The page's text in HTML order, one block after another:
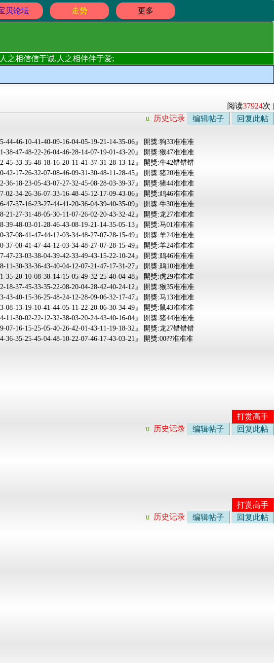
贝论坛 走势 更多
之相信信于诚,人之相伴伴于爱;
阅读37924次 |
u 历史记录 编辑帖子
回复此帖
46-10-41-40-09-16-04-05-19-21-14-35-06』 開獎:狗33准准准
47-48-22-26-04-46-28-14-07-19-01-43-20』 開獎:猴47准准准
33-35-48-18-16-20-11-41-37-31-28-13-12』 開獎:牛42错错错
17-26-32-07-08-46-09-31-30-48-11-28-45』 開獎:猪20准准准
18-23-05-43-07-27-32-45-08-28-03-39-37』 開獎:猪44准准准
34-26-36-07-33-16-48-45-12-17-09-43-06』 開獎:鸡46准准准
37-16-23-27-44-41-20-36-04-39-40-35-09』 開獎:牛30准准准
27-31-48-05-30-11-07-26-02-20-43-32-42』 開獎:龙27准准准
48-03-01-28-46-43-08-19-21-14-35-05-13』 開獎:马01准准准
08-41-47-44-12-03-34-48-27-07-28-15-49』 開獎:羊24准准准
08-41-47-44-12-03-34-48-27-07-28-15-49』 開獎:羊24准准准
23-03-38-04-39-42-33-49-43-15-22-10-24』 開獎:鸡46准准准
30-33-36-43-40-04-12-07-21-47-17-31-27』 開獎:鸡10准准准
20-10-08-38-14-15-05-49-32-25-40-04-48』 開獎:虎29准准准
37-45-33-35-22-08-20-04-28-42-40-24-12』 開獎:猴35准准准
40-15-36-25-48-24-12-28-09-06-32-17-47』 開獎:马13准准准
13-19-10-41-44-05-11-22-20-06-30-34-49』 開獎:鼠43准准准
30-02-22-12-32-38-03-20-24-43-40-16-04』 開獎:猪44准准准
16-15-25-05-40-26-42-01-43-11-19-18-32』 開獎:龙27错错错
35-25-45-04-48-10-22-07-46-17-43-03-21』 開獎:00??准准准
打赏高手
u 历史记录 编辑帖子
回复此帖
打赏高手
u 历史记录 编辑帖子
回复此帖